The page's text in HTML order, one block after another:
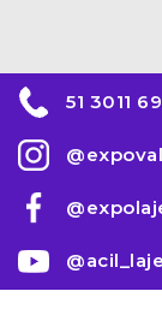
51 3011